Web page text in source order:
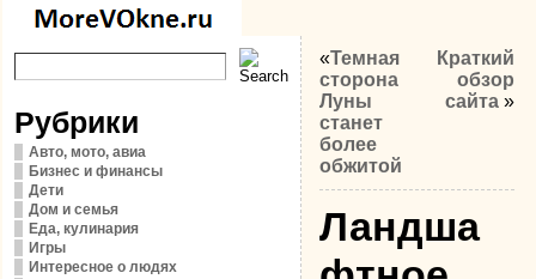
Рубрики
Авто, мото, авиа
Бизнес и финансы
Дети
Дом и семья
Еда, кулинария
Игры
Интересное о людях
«Темная
сторона
Луны
станет
более
обжитой
Краткий
обзор
сайта »
Ландша